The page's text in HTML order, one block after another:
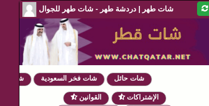
شات طهر | دردشة طهر - شات طهر للجوال
شات دموع شات فخر السعودية شات حائل
القوانين
الإشتراكات